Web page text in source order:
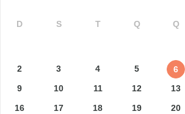
D S T Q Q
2
3 4 5 6
9
10 11 12 13
16
17 18 19 20